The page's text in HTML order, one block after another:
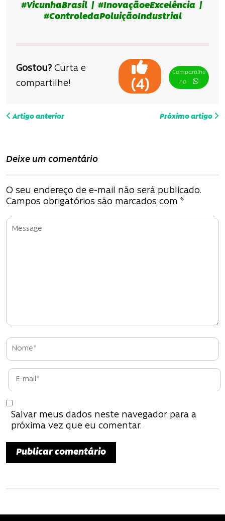
#VicunhaBrasil | #InovaçãoeExcelência |
#ControledaPoluiçãoIndustrial
Gostou? Curta e
compartilhe!
(4)
Compartilhe
no
N
v
g
a
ç
P
o
s
t
Artigo anterior Próximo artigo
Deixe um comentário
O seu endereço de e-mail não será publicado.
Campos obrigatórios são marcados com *
Salvar meus dados neste navegador para a
próxima vez que eu comentar.